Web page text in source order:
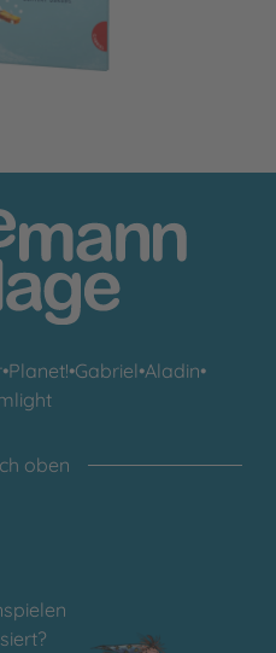
•Planet!•Gabriel•Aladin•
oben